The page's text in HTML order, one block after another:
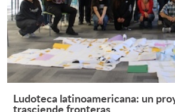
Ludoteca latinoamericana: un
trasciende fronteras